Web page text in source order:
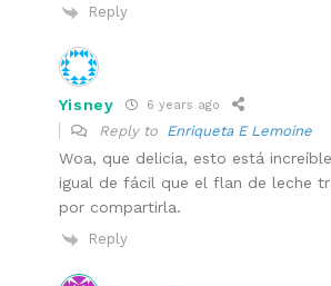
Reply
Yisney 6 years ago
Reply to Enriqueta E Lemoine
Woa, que delicia, esto está
igual de fácil que el flan de leche
por compartirla.
Reply